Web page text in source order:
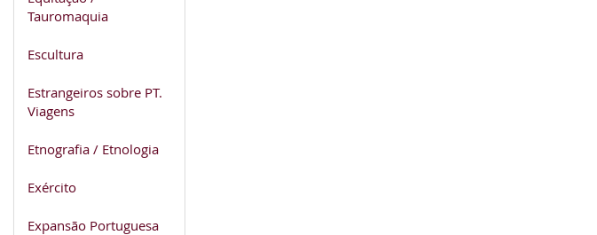
Tauromaquia
Escultura
Estrangeiros sobre PT.
Viagens
Etnografia / Etnologia
Exército
Expansão Portuguesa